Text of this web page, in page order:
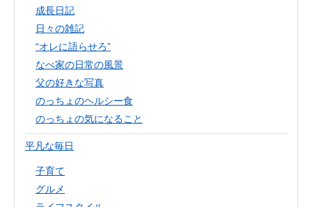
成長日記
日々の雑記
“オレに語らせろ”
なべ家の日常の風景
父の好きな写真
のっちょのヘルシー食
のっちょの気になること
平凡な毎日
子育て
グルメ